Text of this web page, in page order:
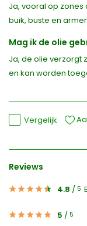
Ja, vooral op zones
buik, buste en
Mag ik de olie
Ja, de olie verzorgt
en kan worden
Vergelijk
Reviews
4.8 / 5
5 / 5